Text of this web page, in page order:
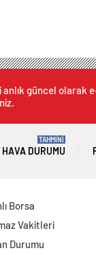
anlık güncel olarak
HAVA DURUMU
TAHMİNİ
Borsa
Vakitleri
Durumu